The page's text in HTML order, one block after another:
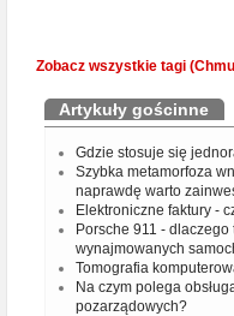
Zobacz wszystkie tagi
Artykuły gościnne
Gdzie stosuje się
Szybka metamorfoza
naprawdę warto
Elektroniczne faktury -
Porsche 911 -
wynajmowanych
Tomografia
Na czym polega
pozarządowych?